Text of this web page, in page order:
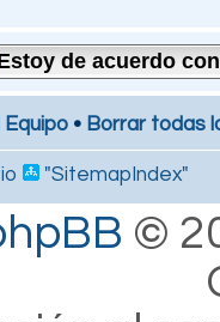
Equipo • Borrar todas
"SitemapIndex"
©